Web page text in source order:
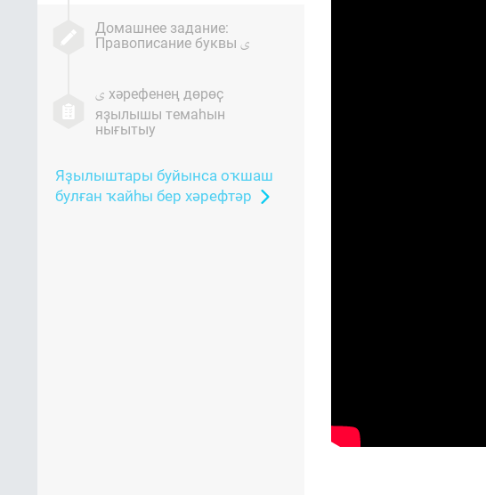
Домашнее задание:
Правописание буквы
хәрефенең дөрөҫ
яҙылышы темаһын
нығытыу
Яҙылыштары буйынса оҡшаш
булған ҡайһы бер хәрефтәр